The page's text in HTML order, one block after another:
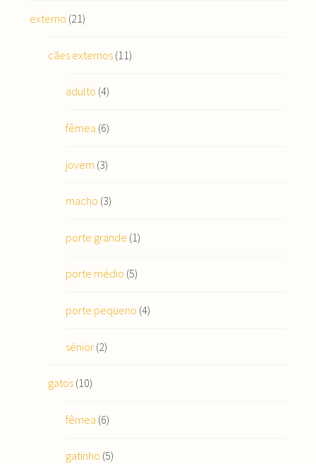
externo (21)
cães externos(11)
adulto (4)
fêmea (6)
jovem (3)
macho (3)
porte grande (1)
porte médio (5)
porte pequeno (4)
sénior (2)
gatos(10)
fêmea (6)
gatinho (5)